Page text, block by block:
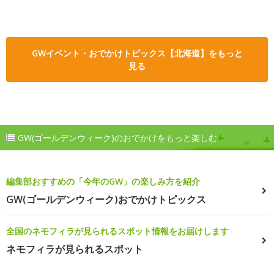
GWイベント・おでかけトピックス【北海道】をもっと
見る
GW(ゴールデンウィーク)のおでかけをもっと楽しむ
編集部おすすめの「今年のGW」の楽しみ方を紹介
GW(ゴールデンウィーク)おでかけトピックス
全国のネモフィラが見られるスポット情報をお届けします
ネモフィラが見られるスポット